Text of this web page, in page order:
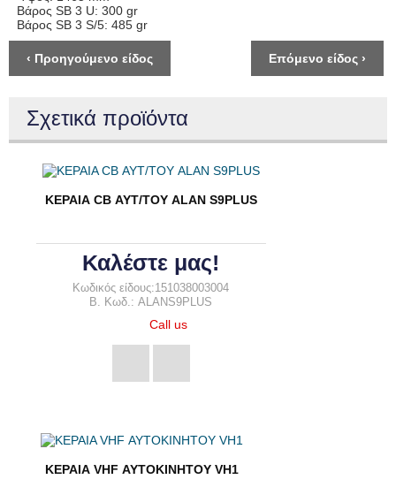
Βάρος SB 3 U: 300 gr
Βάρος SB 3 S/5: 485 gr
‹ Προηγούμενο είδος Επόμενο είδος ›
Σχετικά προϊόντα
ΚΕΡΑΙΑ CB ΑΥΤ/ΤΟΥ ALAN S9PLUS
Καλέστε μας!
Κωδικός είδους:151038003004
B. Κωδ.: ALANS9PLUS
Call us
ΚΕΡΑΙΑ VHF ΑΥΤΟΚΙΝΗΤΟΥ VH1